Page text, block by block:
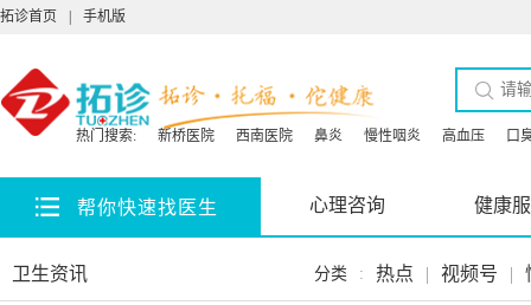
拓诊首页 手机版
热门搜索: 新桥医院 西南医院 鼻炎 慢性咽炎 高血压 口
帮你快速找医生 心理咨询 健康
卫生资讯 分类 : 热点 | 视频号 |